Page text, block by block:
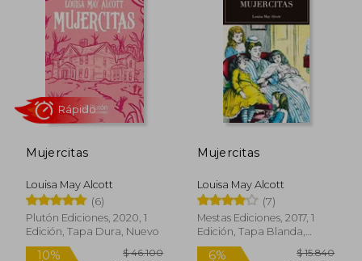
20% $ 49.999 4%
Mujercitas
Louisa May Alcott
(6)
Plutón Ediciones, 2020, 1
Edición, Tapa Dura, Nuevo
Mujercitas
Louisa May Alcott
(7)
Mestas Ediciones, 2017, 1
Edición, Tapa Blanda,
Nuevo